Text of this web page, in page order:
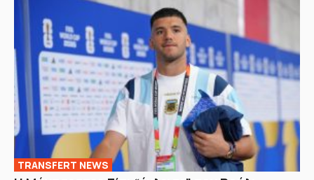
TRANSFERT NEWS